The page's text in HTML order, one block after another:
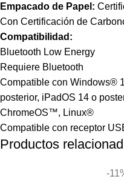
Empacado de Papel:
Con Certificación de
Compatibilidad:
Bluetooth Low Energy
Requiere Bluetooth
Compatible con Windows®
posterior, iPadOS 14 o
ChromeOS™, Linux®
Compatible con receptor
Productos
-